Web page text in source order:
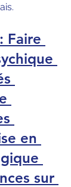
Faire
en
sur